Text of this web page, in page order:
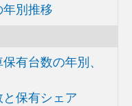
年別推移
有台数の年別、
保有シェア